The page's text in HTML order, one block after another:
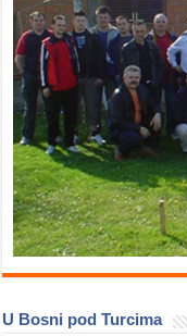
U Bosni pod Turcima